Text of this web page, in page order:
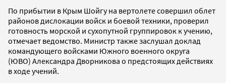
По прибытии в Крым Шойгу на вертолете совершил облет
районов дислокации войск и боевой техники, проверил
готовность морской и сухопутной группировок к учению,
отмечает ведомство. Министр также заслушал доклад
командующего войсками Южного военного округа
(ЮВО) Александра Дворникова о предстоящих действиях
в ходе учений.